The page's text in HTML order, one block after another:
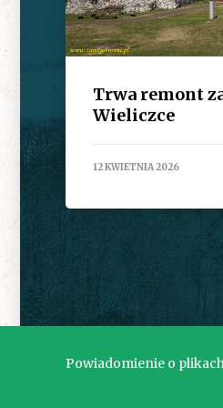
Trwa remont
Wieliczce
12 KWIETNIA 2026
Powiadomienie o